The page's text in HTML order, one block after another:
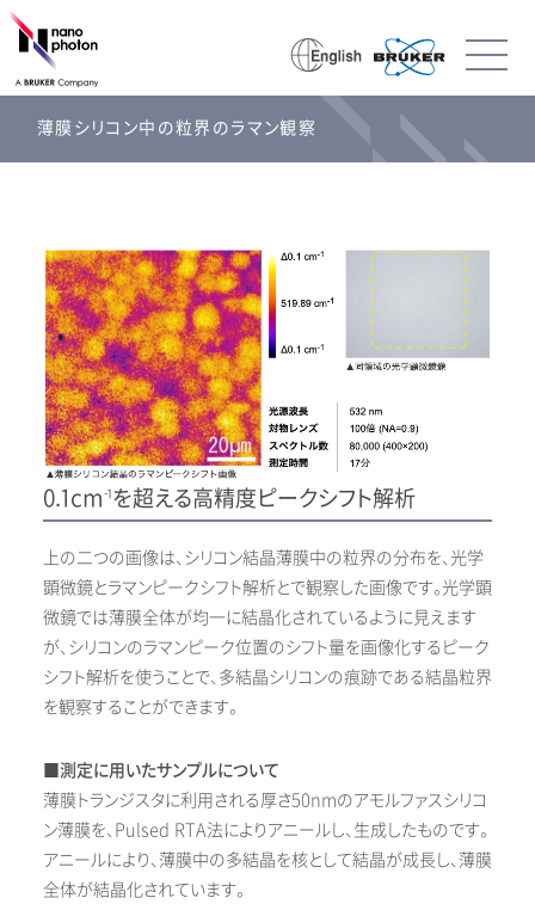
薄膜シリコン中の粒界のラマン観察
0.1cm-1を超える高精度ピークシフト解析
上の二つの画像は、シリコン結晶薄膜中の粒界の分布を、光学
顕微鏡とラマンピークシフト解析とで観察した画像です。光学顕
微鏡では薄膜全体が均一に結晶化されているように見えます
が、シリコンのラマンピーク位置のシフト量を画像化するピーク
シフト解析を使うことで、多結晶シリコンの痕跡である結晶粒界
を観察することができます。
■測定に用いたサンプルについて
薄膜トランジスタに利用される厚さ50nmのアモルファスシリコ
ン薄膜を、Pulsed RTA法によりアニールし、生成したものです。
アニールにより、薄膜中の多結晶を核として結晶が成長し、薄膜
全体が結晶化されています。